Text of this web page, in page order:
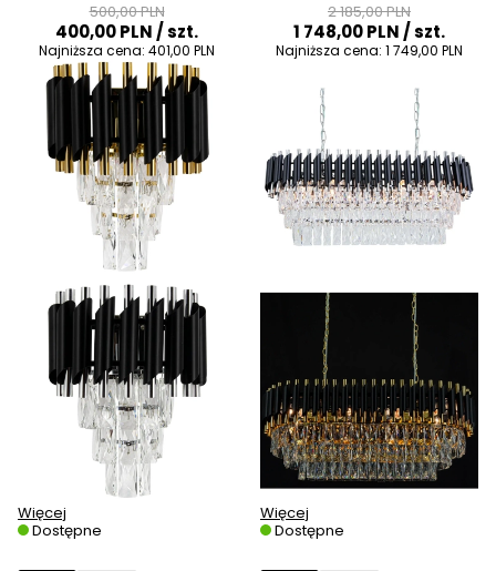
500,00 PLN
400,00 PLN/ szt.
Najniższa cena: 401,00 PLN
Więcej
Dostępne
2 185,00 PLN
1 748,00 PLN/ szt.
Najniższa cena: 1 749,00 PLN
Więcej
Dostępne